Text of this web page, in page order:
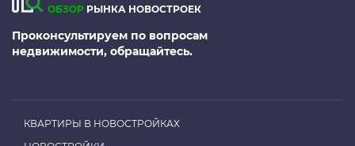
ОБЗОР РЫНКА НОВОСТРОЕК
Проконсультируем по вопросам
недвижимости, обращайтесь.
КВАРТИРЫ В НОВОСТРОЙКАХ